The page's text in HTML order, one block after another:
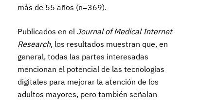
más de 55 años (n=369).
Publicados en el Journal of Medical Internet
Research, los resultados muestran que, en
general, todas las partes interesadas
mencionan el potencial de las tecnologías
digitales para mejorar la atención de los
adultos mayores, pero también señalan